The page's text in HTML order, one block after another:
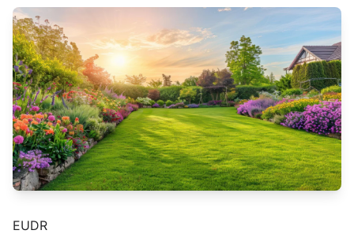
EUDR